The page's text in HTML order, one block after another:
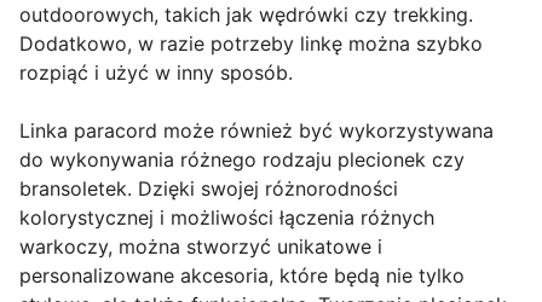
outdoorowych, takich jak wędrówki czy trekking.
Dodatkowo, w razie potrzeby linkę można szybko
rozpiąć i użyć w inny sposób.
Linka paracord może również być wykorzystywana
do wykonywania różnego rodzaju plecionek czy
bransoletek. Dzięki swojej różnorodności
kolorystycznej i możliwości łączenia różnych
warkoczy, można stworzyć unikatowe i
personalizowane akcesoria, które będą nie tylko